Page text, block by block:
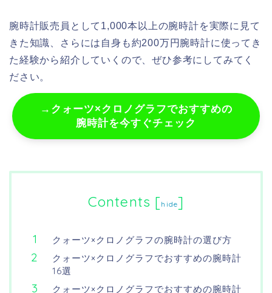
腕時計販売員として1,000本以上の腕時計を実際に見て
きた知識、さらには自身も約200万円腕時計に使ってき
た経験から紹介していくので、ぜひ参考にしてみてく
ださい。
→クォーツ×クロノグラフでおすすめの
腕時計を今すぐチェック
Contents [hide]
クォーツ×クロノグラフの腕時計の選び方
クォーツ×クロノグラフでおすすめの腕時計
16選
クォーツ×クロノグラフでおすすめの腕時計